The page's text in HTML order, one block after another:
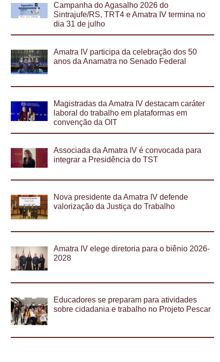
Campanha do Agasalho 2026 do
Sintrajufe/RS, TRT4 e Amatra IV termina no
dia 31 de julho
Amatra IV participa da celebração dos 50
anos da Anamatra no Senado Federal
Magistradas da Amatra IV destacam caráter
laboral do trabalho em plataformas em
convenção da OIT
Associada da Amatra IV é convocada para
integrar a Presidência do TST
Nova presidente da Amatra IV defende
valorização da Justiça do Trabalho
Amatra IV elege diretoria para o biênio 2026-
2028
Educadores se preparam para atividades
sobre cidadania e trabalho no Projeto Pescar